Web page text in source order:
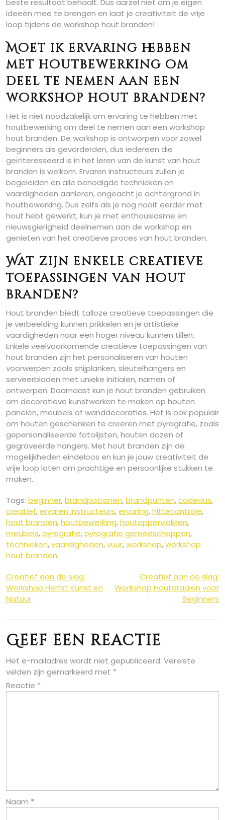
beste resultaat behaalt. Dus aarzel niet om je eigen
ideeën mee te brengen en laat je creativiteit de vrije
loop tijdens de workshop hout branden!
Moet ik ervaring hebben
met houtbewerking om
deel te nemen aan een
workshop hout branden?
Het is niet noodzakelijk om ervaring te hebben met
houtbewerking om deel te nemen aan een workshop
hout branden. De workshop is ontworpen voor zowel
beginners als gevorderden, dus iedereen die
geïnteresseerd is in het leren van de kunst van hout
branden is welkom. Ervaren instructeurs zullen je
begeleiden en alle benodigde technieken en
vaardigheden aanleren, ongeacht je achtergrond in
houtbewerking. Dus zelfs als je nog nooit eerder met
hout hebt gewerkt, kun je met enthousiasme en
nieuwsgierigheid deelnemen aan de workshop en
genieten van het creatieve proces van hout branden.
Wat zijn enkele creatieve
toepassingen van hout
branden?
Hout branden biedt talloze creatieve toepassingen die
je verbeelding kunnen prikkelen en je artistieke
vaardigheden naar een hoger niveau kunnen tillen.
Enkele veelvoorkomende creatieve toepassingen van
hout branden zijn het personaliseren van houten
voorwerpen zoals snijplanken, sleutelhangers en
serveerbladen met unieke initialen, namen of
ontwerpen. Daarnaast kun je hout branden gebruiken
om decoratieve kunstwerken te maken op houten
panelen, meubels of wanddecoraties. Het is ook populair
om houten geschenken te creëren met pyrografie, zoals
gepersonaliseerde fotolijsten, houten dozen of
gegraveerde hangers. Met hout branden zijn de
mogelijkheden eindeloos en kun je jouw creativiteit de
vrije loop laten om prachtige en persoonlijke stukken te
maken.
Tags: beginner,brandpatronen,brandpunten,cadeaus,
creatief,ervaren instructeurs,ervaring,hittecontrole,
hout branden,houtbewerking,houtoppervlakken,
meubels,pyrografie,pyrografie gereedschappen,
technieken,vaardigheden,vuur,workshop,workshop
hout branden
Berichtnavigatie
Creatief aan de slag:
Workshop Herfst Kunst en
Natuur
Creatief aan de slag:
Workshop Houtdraaien voor
Beginners
Geef een reactie
Het e-mailadres wordt niet gepubliceerd. Vereiste
velden zijn gemarkeerd met *
Reactie *
Naam *